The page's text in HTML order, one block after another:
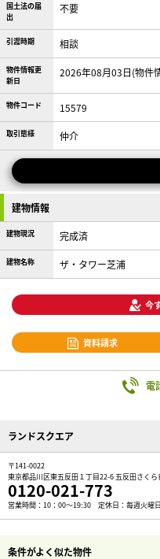
国土法の届
出
不要
引渡時期 相談
物件情報更
新日
2026年08月03日(物件
物件コード 15579
取引態様 仲介
建物情報
建物現況 完成済
建物名称 ザ・タワー芝浦
今
資料請求
電
ランドスクエア
〒141-0022
東京都品川区東五反田１丁目22-6 五反田さくら
0120-021-773
営業時間：10：00～19:30 定休日：毎週火曜
条件がよく似た物件